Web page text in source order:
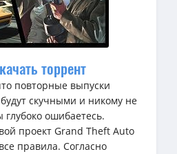
торрент
повторные выпуски
скучными и никому не
ошибаетесь.
проект Grand Theft Auto
правила. Согласно